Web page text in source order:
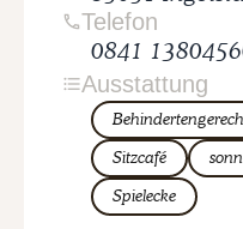
Telefon
0841
Ausstattung
Sitzcafé
Spielecke